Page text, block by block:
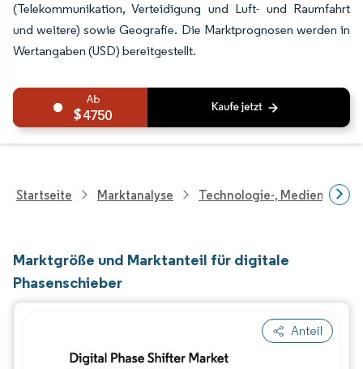
(Telekommunikation, Verteidigung und Luft- und Raumfahrt
und weitere) sowie Geografie. Die Marktprognosen werden in
Wertangaben (USD) bereitgestellt.
4750
Startseite Marktanalyse Technologie-, Medien- Und
Marktgröße und Marktanteil für digitale
Phasenschieber
Anteil